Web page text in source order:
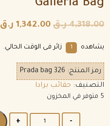
Galleria Bag
4,318.00 ر.ق 1,342.00 ر.ق
يشاهده 1 زائر فى الوقت الحالي.
رمز المنتج: Prada bag 326
التصنيف: حقائب برادا
5 متوفر في المخزون